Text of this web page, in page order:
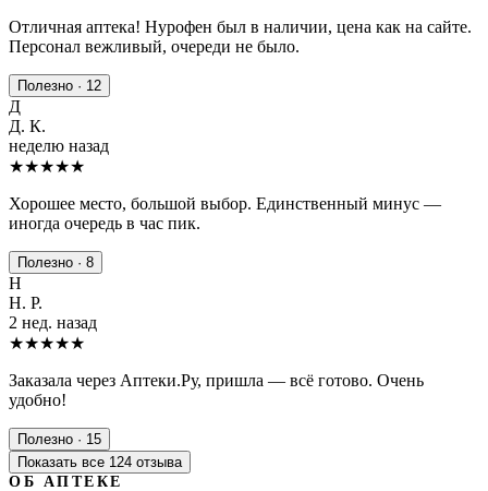
Отличная аптека! Нурофен был в наличии, цена как на сайте.
Персонал вежливый, очереди не было.
Полезно · 12
Д
Д. К.
неделю назад
★★★★★
Хорошее место, большой выбор. Единственный минус —
иногда очередь в час пик.
Полезно · 8
Н
Н. Р.
2 нед. назад
★★★★★
Заказала через Аптеки.Ру, пришла — всё готово. Очень
удобно!
Полезно · 15
Показать все 124 отзыва
ОБ АПТЕКЕ